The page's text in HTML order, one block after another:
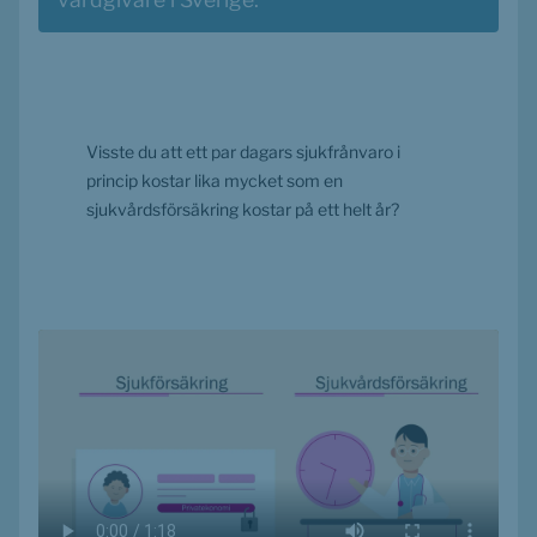
Visste du att ett par dagars sjukfrånvaro i
princip kostar lika mycket som en
sjukvårdsförsäkring kostar på ett helt år?